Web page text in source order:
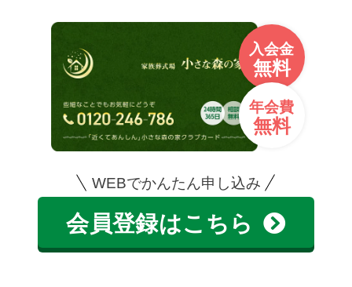
入会金
無料
年会費
無料
WEBでかんたん申し込み
会員登録はこちら